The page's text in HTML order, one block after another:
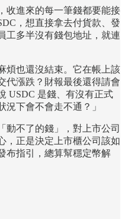
收進來的每一筆錢都要能接
，想直接拿去付貨款、發
工多半沒有錢包地址，就連
煩也還沒結束。它在帳上該
代漲跌？財報最後還得請會
USDC 是錢、有沒有正式
下會不會走不通？」
動不了的錢」，對上市公司
，正是決定上市櫃公司該如
布指引，總算幫穩定幣解